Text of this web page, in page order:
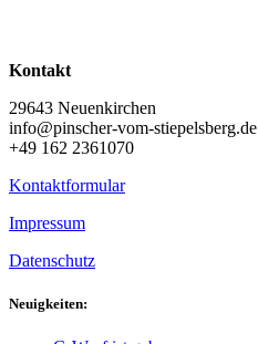
Kontakt
29643 Neuenkirchen
info@pinscher-vom-stiepelsberg.de
+49 162 2361070
Kontaktformular
Impressum
Datenschutz
Neuigkeiten: